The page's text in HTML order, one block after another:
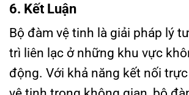
6. Kết Luận
Bộ đàm vệ tinh là giải pháp lý
trì liên lạc ở những khu vực
động. Với khả năng kết nối